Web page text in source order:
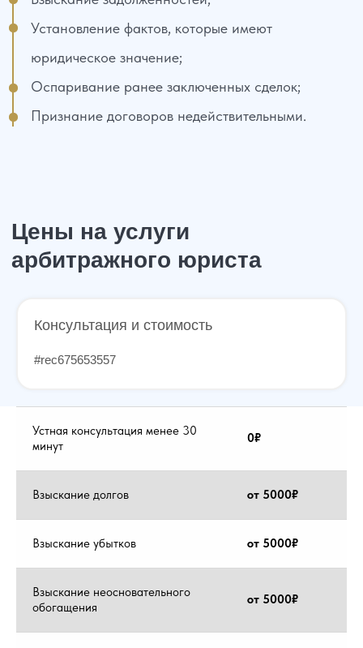
Консультация и стоимость
#rec675653557
Устная консультация менее 30
минут
0₽
Взыскание долгов от 5000₽
Взыскание убытков от 5000₽
Взыскание неосновательного
обогащения
от 5000₽
Специалисты
Отзывы клиентов